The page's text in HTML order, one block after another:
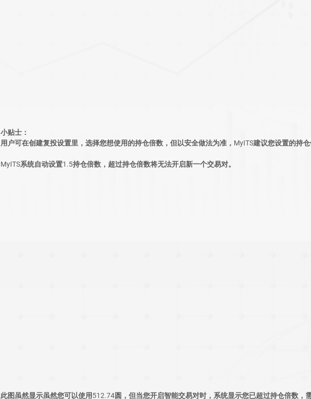
小贴士：
用户可在创建复投设置里，选择您想使用的持仓倍数，但以安全做法为准，MyITS建议您设置的持仓
MyITS系统自动设置1.5持仓倍数，超过持仓倍数将无法开启新一个交易对。
此图虽然显示虽然您可以使用512.74圆，但当您开启智能交易对时，系统显示您已超过持仓倍数，